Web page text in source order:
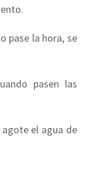
pase la hora, se
pasen las
agote el agua de